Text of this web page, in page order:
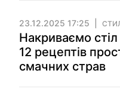
23.12.2025 17:25
Накриваємо стіл
12 рецептів
смачних страв